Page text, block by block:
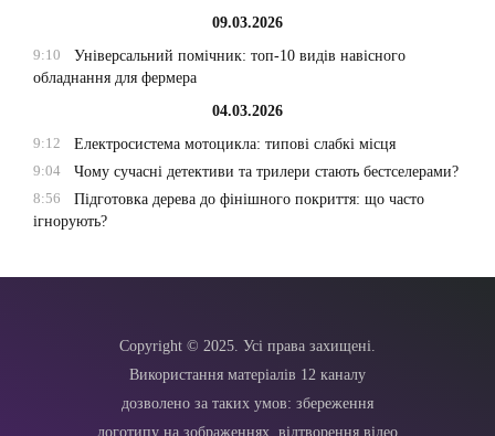
09.03.2026
9:10
Універсальний помічник: топ-10 видів навісного
обладнання для фермера
04.03.2026
9:12
Електросистема мотоцикла: типові слабкі місця
9:04
Чому сучасні детективи та трилери стають бестселерами?
8:56
Підготовка дерева до фінішного покриття: що часто
ігнорують?
Copyright © 2025. Усі права захищені.
Використання матеріалів 12 каналу
дозволено за таких умов: збереження
логотипу на зображеннях, відтворення відео